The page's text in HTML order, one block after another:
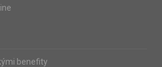
benefity